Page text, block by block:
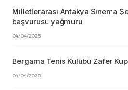
Milletlerarası Antakya Sinema
başvurusu yağmuru
04/04/2025
Bergama Tenis Kulübü Zafer
04/04/2025